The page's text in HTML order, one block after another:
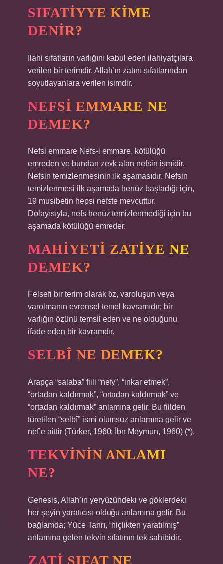
SIFATIYYE KIME
DENIR?
İlahi sıfatların varlığını kabul eden ilahiyatçılara
verilen bir terimdir. Allah’ın zatını sıfatlarından
soyutlayanlara verilen isimdir.
NEFSI EMMARE NE
DEMEK?
Nefsi emmare Nefs-i emmare, kötülüğü
emreden ve bundan zevk alan nefsin ismidir.
Nefsin temizlenmesinin ilk aşamasıdır. Nefsin
temizlenmesi ilk aşamada henüz başladığı için,
19 musibetin hepsi nefste mevcuttur.
Dolayısıyla, nefs henüz temizlenmediği için bu
aşamada kötülüğü emreder.
MAHIYETI ZATIYE NE
DEMEK?
Felsefi bir terim olarak öz, varoluşun veya
varolmanın evrensel temel kavramıdır; bir
varlığın özünü temsil eden ve ne olduğunu
ifade eden bir kavramdır.
SELBÎ NE DEMEK?
Arapça “salaba” fiili “nefy”, “inkar etmek”,
“ortadan kaldırmak”, “ortadan kaldırmak” ve
“ortadan kaldırmak” anlamına gelir. Bu fiilden
türetilen “selbî” ismi olumsuz anlamına gelir ve
nef’e aittir (Türker, 1960; İbn Meymun, 1960) (*).
TEKVININ ANLAMI
NE?
Genesis, Allah’ın yeryüzündeki ve göklerdeki
her şeyin yaratıcısı olduğu anlamına gelir. Bu
bağlamda; Yüce Tanrı, “hiçlikten yaratılmış”
anlamına gelen tekvin sıfatının tek sahibidir.
ZATI SIFAT NE